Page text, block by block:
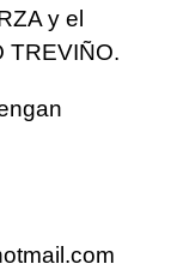
y el
TREVIÑO.